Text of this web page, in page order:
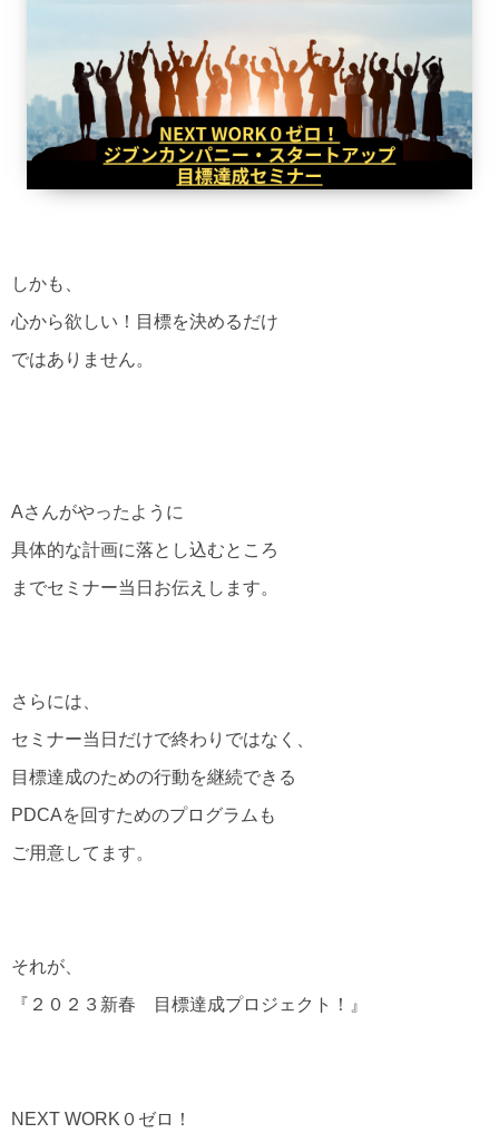
しかも、
心から欲しい！目標を決めるだけ
ではありません。
Aさんがやったように
具体的な計画に落とし込むところ
までセミナー当日お伝えします。
さらには、
セミナー当日だけで終わりではなく、
目標達成のための行動を継続できる
PDCAを回すためのプログラムも
ご用意してます。
それが、
『２０２３新春 目標達成プロジェクト！』
NEXT WORK０ゼロ！